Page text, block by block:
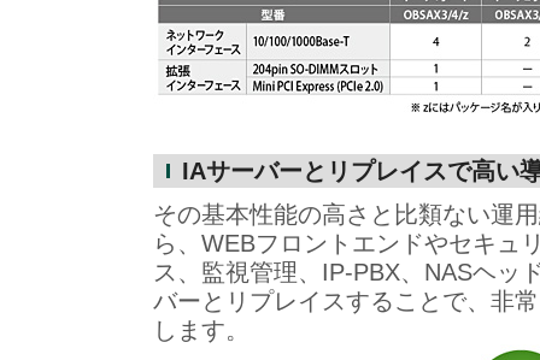
IAサーバーとリプレイスで高い
その基本性能の高さと比類ない運
ら、WEBフロントエンドやセキュ
ス、監視管理、IP-PBX、NASヘッ
バーとリプレイスすることで、非
します。